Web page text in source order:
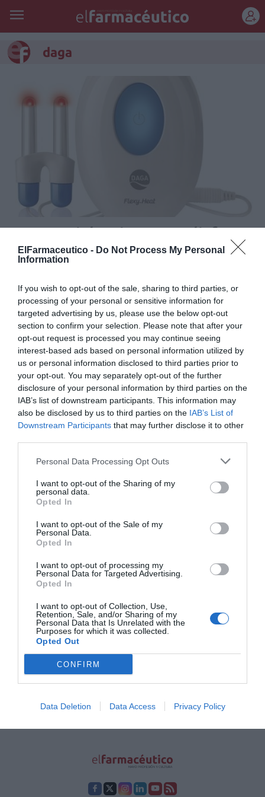
ElFarmaceutico - Do Not Process My Personal
Information
If you wish to opt-out of the sale, sharing to third parties, or
processing of your personal or sensitive information for
targeted advertising by us, please use the below opt-out
section to confirm your selection. Please note that after your
opt-out request is processed you may continue seeing
interest-based ads based on personal information utilized by
us or personal information disclosed to third parties prior to
your opt-out. You may separately opt-out of the further
disclosure of your personal information by third parties on the
IAB’s list of downstream participants. This information may
also be disclosed by us to third parties on the IAB’s List of
Downstream Participants that may further disclose it to other
Personal Data Processing Opt Outs
I want to opt-out of the Sharing of my
personal data.
Opted In
I want to opt-out of the Sale of my
Personal Data.
Opted In
I want to opt-out of processing my
Personal Data for Targeted Advertising.
Opted In
I want to opt-out of Collection, Use,
Retention, Sale, and/or Sharing of my
Personal Data that Is Unrelated with the
Purposes for which it was collected.
Opted Out
CONFIRM
Data Deletion Data Access Privacy Policy
daga
Daga antialergias, para disfrutar
de la primavera
Para aliviar los molestos síntomas derivados de la alergia provocada
por rinitis o fiebre del heno, Daga dispone de un práctico dispositivo
que utiliza fototerapia sin efectos secundarios y a partir de sesiones
de 3 minutos se empieza a notar su efecto, calmando y disminuyendo
la sensación de picor y malestar.
Daga lanza sus vendajes térmicos y
ergonómicos Flexyheat
Noticias y novedades
13/09/2015
Practicar deporte es beneficioso tanto para
la salud física como para el bienestar
psicológico. Sin embargo, mientras se
Flexyheat Sport de Daga supone una
musculares desde el inicio de la lesión.
Almohadilla Terapéutica Pectoral
Noticias y novedades
29/10/2014
confección de calor textil, presenta su
Almohadilla Terapéutica Pectoral Mamaterm,
la única referencia en el mercado que por su
proporcionar el máximo confort.
Lo más leído
Récord de comunicaciones para el 24 Congreso Nacional